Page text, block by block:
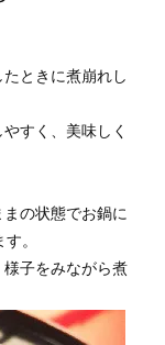
ときに煮崩れし
すく、美味しく
の状態でお鍋に
。
様子をみながら煮